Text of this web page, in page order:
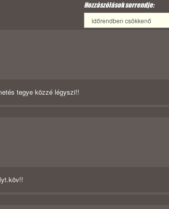
Hozzászólások sorrendje:
tegye közzé légyszi!!